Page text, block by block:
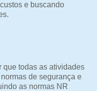
e buscando
que todas as atividades
de segurança e
as normas NR